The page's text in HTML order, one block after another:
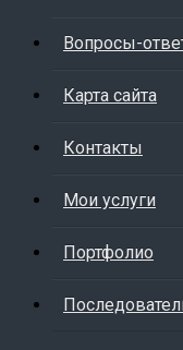
Вопросы-
Карта сайта
Контакты
Мои услуги
Портфолио